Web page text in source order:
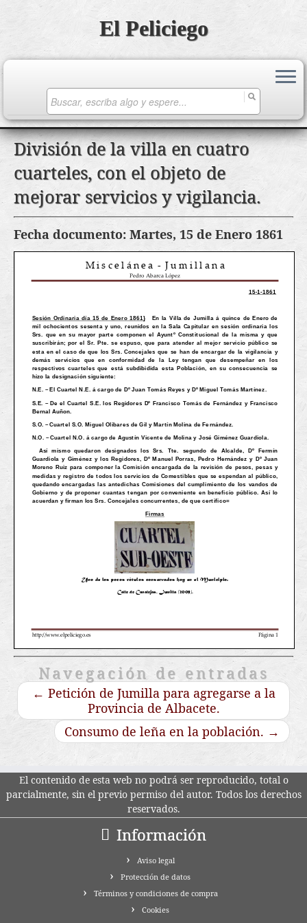
Saltar
contenido
El Peliciego
División de la villa en cuatro
cuarteles, con el objeto de
mejorar servicios y vigilancia.
Fecha documento: Martes, 15 de Enero 1861
Navegación de entradas
← Petición de Jumilla para agregarse a la
Provincia de Albacete.
Consumo de leña en la población. →
El contenido de esta web no podrá ser reproducido, total o
parcialmente, sin el previo permiso del autor. Todos los derechos
reservados.
Información
Aviso legal
Protección de datos
Términos y condiciones de compra
Cookies